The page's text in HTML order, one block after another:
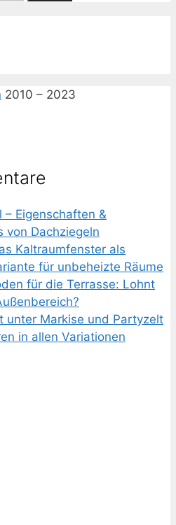
2010 – 2023
– Eigenschaften &
von Dachziegeln
Kaltraumfenster als
für unbeheizte Räume
für die Terrasse: Lohnt
unter Markise und Partyzelt
in allen Variationen